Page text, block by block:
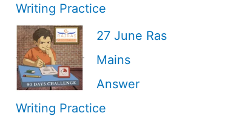
Writing Practice
27 June Ras
Mains
Answer
Writing Practice